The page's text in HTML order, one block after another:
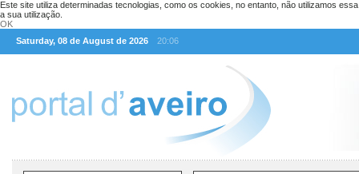
Este site utiliza determinadas tecnologias, como os cookies, no entanto, não utilizamos
a sua utilização.
OK
Saturday, 08 de August de 2026
20:06